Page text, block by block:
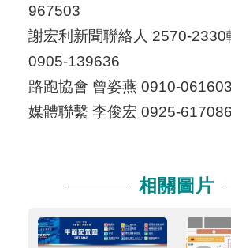
967503
謝宏利新聞聯絡人 2570-2330
0905-139636
路跑協會 曾姿燕 0910-061603
媒體聯繫 李俊宏 0925-617086
相關圖片